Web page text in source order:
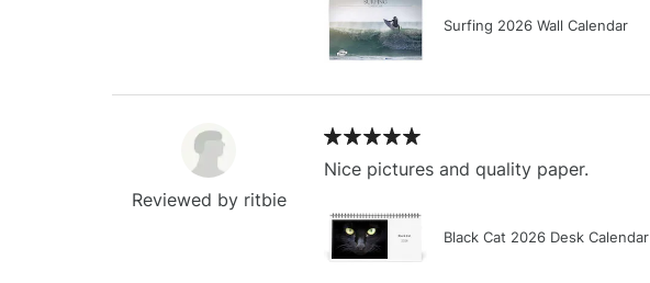
Surfing 2026 Wall Calendar
Reviewed by ritbie
Nice pictures and quality paper.
Black Cat 2026 Desk Calendar